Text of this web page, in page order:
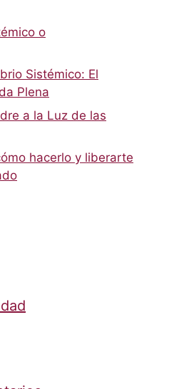
o
Sistémico: El
Plena
a la Luz de las
hacerlo y liberarte